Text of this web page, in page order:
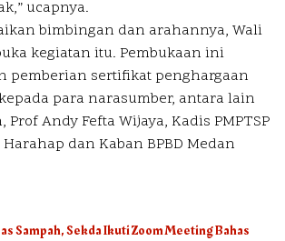
ucapnya.
bimbingan dan arahannya, Wali
kegiatan itu. Pembukaan ini
pemberian sertifikat penghargaan
para narasumber, antara lain
Prof Andy Fefta Wijaya, Kadis PMPTSP
dan Kaban BPBD Medan
Sampah, Sekda Ikuti Zoom Meeting Bahas